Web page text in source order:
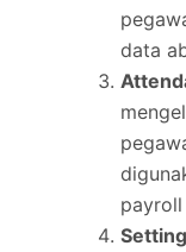
data
payroll